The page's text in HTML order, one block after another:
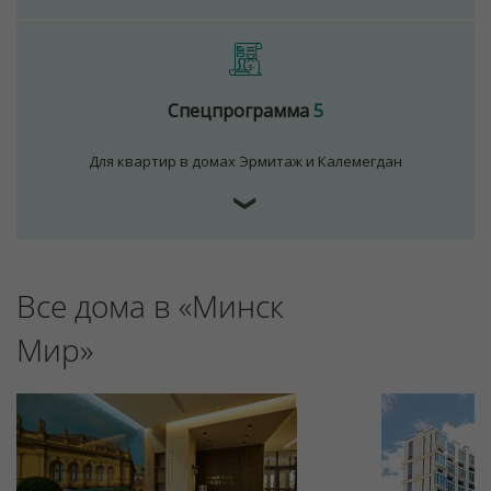
Спецпрограмма5
Для квартир в домах Эрмитаж и Калемегдан
❯
Все дома в «Минск
Мир»